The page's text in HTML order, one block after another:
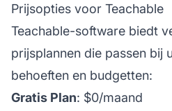
Prijsopties voor Teachable
Teachable-software biedt
prijsplannen die passen bij
behoeften en budgetten:
Gratis Plan: $0/maand